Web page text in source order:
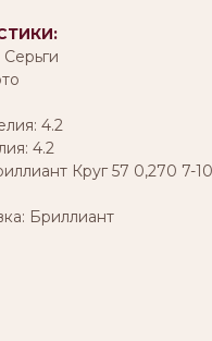
4.2
4.2
Круг 57 0,270 7-10
Бриллиант